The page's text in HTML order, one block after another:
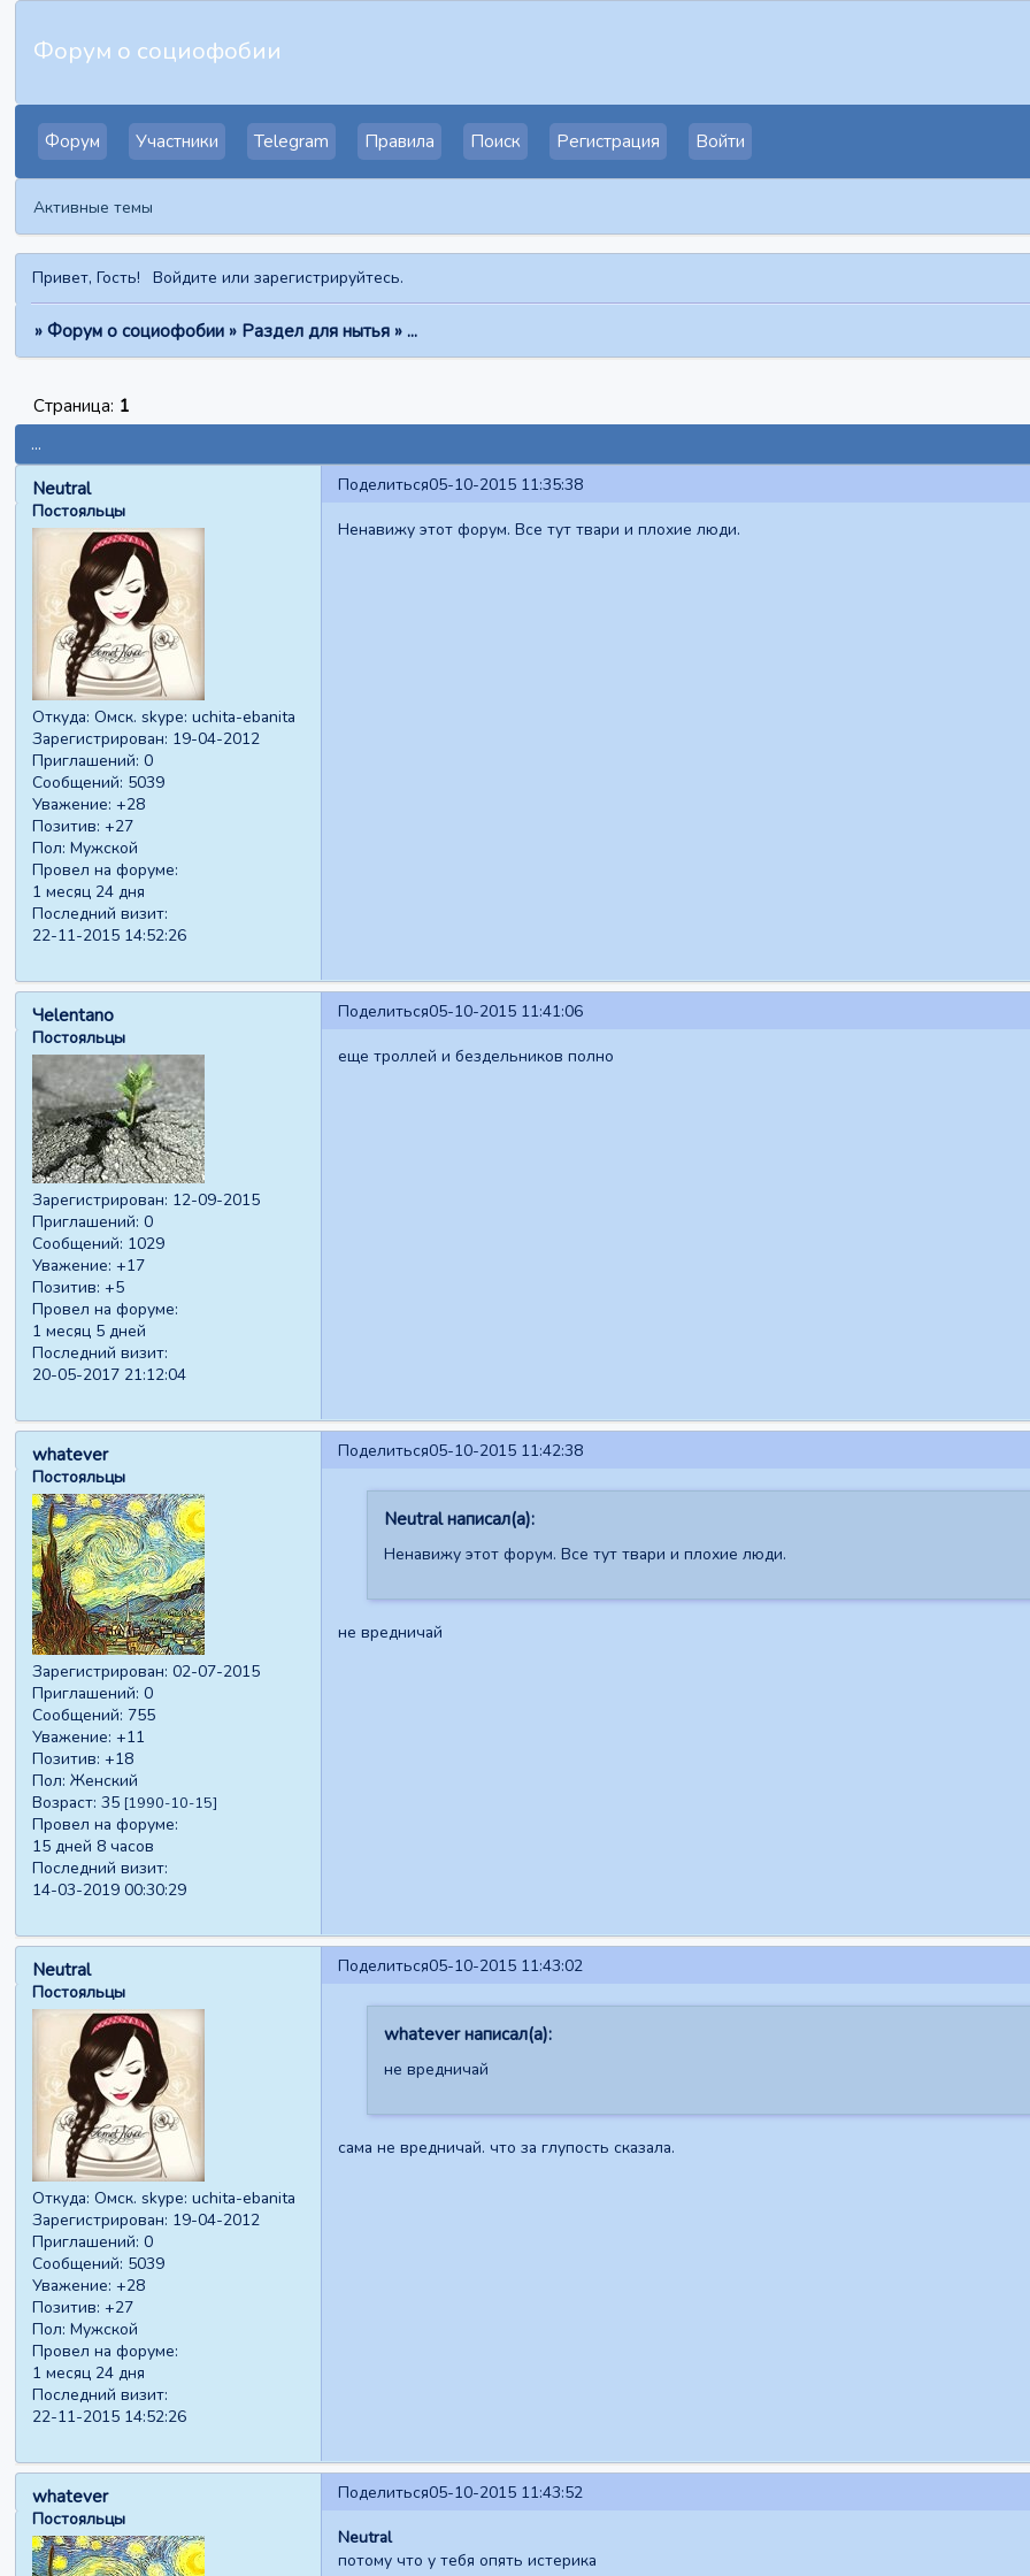
Форум о социофобии
Форум Участники Telegram Правила Поиск Регистрация Войти
Активные темы
Привет, Гость! Войдите илизарегистрируйтесь.
» Форум о социофобии » Раздел для нытья » ...
...
Страница: 1
Поделиться05-10-2015 11:35:38
Neutral
Постояльцы
Откуда: Омск. skype: uchita-ebanita
Зарегистрирован: 19-04-2012
Приглашений: 0
Сообщений: 5039
Уважение: +28
Позитив: +27
Пол: Мужской
Провел на форуме:
1 месяц 24 дня
Последний визит:
22-11-2015 14:52:26
Ненавижу этот форум. Все тут твари и плохие люди.
Поделиться05-10-2015 11:41:06
Чelentano
Постояльцы
Зарегистрирован: 12-09-2015
Приглашений: 0
Сообщений: 1029
Уважение: +17
Позитив: +5
Провел на форуме:
1 месяц 5 дней
Последний визит:
20-05-2017 21:12:04
еще троллей и бездельников полно
Поделиться05-10-2015 11:42:38
whatever
Постояльцы
Зарегистрирован: 02-07-2015
Приглашений: 0
Сообщений: 755
Уважение: +11
Позитив: +18
Пол: Женский
Возраст: 35 [1990-10-15]
Провел на форуме:
15 дней 8 часов
Последний визит:
14-03-2019 00:30:29
Neutral написал(а):
Ненавижу этот форум. Все тут твари и плохие люди.
не вредничай
Поделиться05-10-2015 11:43:02
Neutral
Постояльцы
Откуда: Омск. skype: uchita-ebanita
Зарегистрирован: 19-04-2012
Приглашений: 0
Сообщений: 5039
Уважение: +28
Позитив: +27
Пол: Мужской
Провел на форуме:
1 месяц 24 дня
Последний визит:
22-11-2015 14:52:26
whatever написал(а):
не вредничай
сама не вредничай. что за глупость сказала.
Поделиться05-10-2015 11:43:52
whatever
Постояльцы
Neutral
потому что у тебя опять истерика